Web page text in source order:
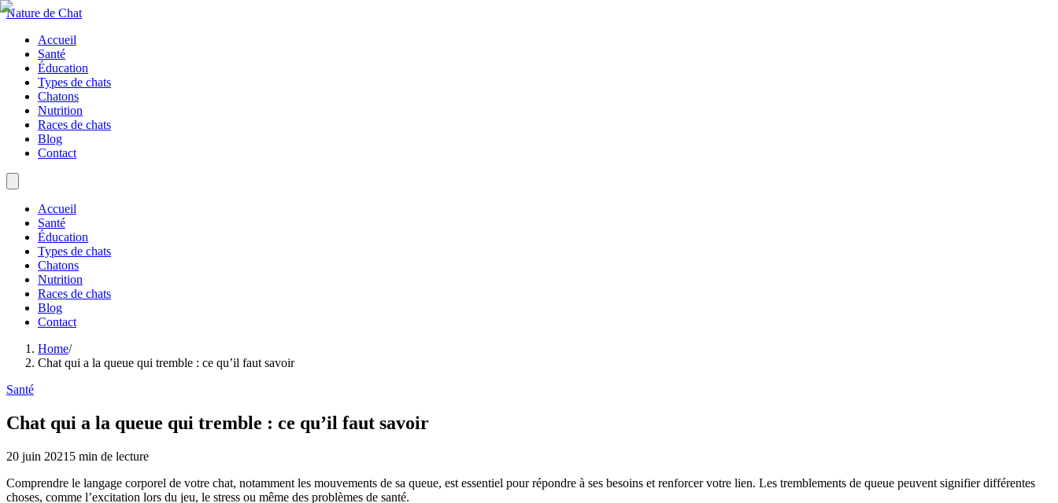
Nature de Chat
Accueil
Santé
Éducation
Types de chats
Chatons
Nutrition
Races de chats
Blog
Contact
Accueil
Santé
Éducation
Types de chats
Chatons
Nutrition
Races de chats
Blog
Contact
Home/
Chat qui a la queue qui tremble : ce qu’il faut savoir
Santé
Chat qui a la queue qui tremble : ce qu’il faut savoir
20 juin 2021 5 min de lecture
Comprendre le langage corporel de votre chat, notamment les mouvements de sa queue, est essentiel pour répondre à ses besoins et renforcer votre lien. Les tremblements de queue peuvent signifier différentes
choses, comme l’excitation lors du jeu, le stress ou même des problèmes de santé.